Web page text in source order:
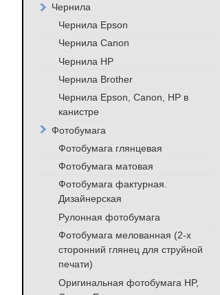
Чернила
Чернила Epson
Чернила Canon
Чернила HP
Чернила Brother
Чернила Epson, Canon, HP в
канистре
Фотобумага
Фотобумага глянцевая
Фотобумага матовая
Фотобумага фактурная.
Дизайнерская
Рулонная фотобумага
Фотобумага мелованная (2-х
сторонний глянец для струйной
печати)
Оригинальная фотобумага HP,